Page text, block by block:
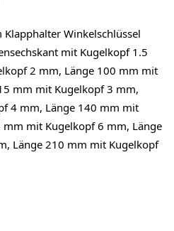
Winkelschlüssel
mit Kugelkopf 1.5
2 mm, Länge 100 mm mit
mm mit Kugelkopf 3 mm,
4 mm, Länge 140 mm mit
mit Kugelkopf 6 mm, Länge
Länge 210 mm mit Kugelkopf